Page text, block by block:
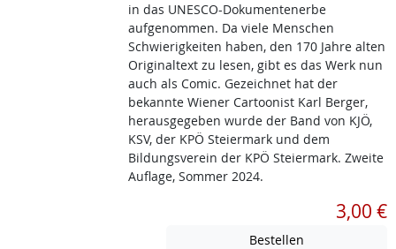
in das UNESCO-Dokumentenerbe
aufgenommen. Da viele Menschen
Schwierigkeiten haben, den 170 Jahre alten
Originaltext zu lesen, gibt es das Werk nun
auch als Comic. Gezeichnet hat der
bekannte Wiener Cartoonist Karl Berger,
herausgegeben wurde der Band von KJÖ,
KSV, der KPÖ Steiermark und dem
Bildungsverein der KPÖ Steiermark. Zweite
Auflage, Sommer 2024.
3,00 €